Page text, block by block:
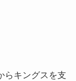
らキングスを支